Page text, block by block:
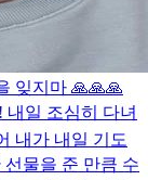
잊지마 🙏🙏🙏
일 조심히 다녀
내가 내일 기도
물을 준 만큼 수